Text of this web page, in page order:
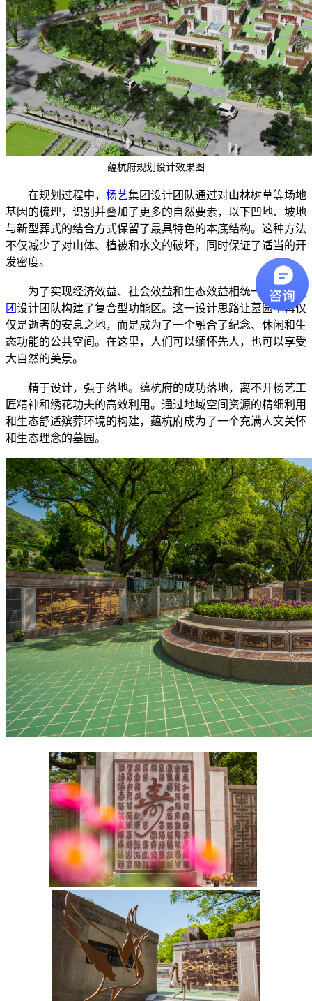
蕴杭府规划设计效果图
在规划过程中， 杨艺集团设计团队通过对山林树草等场地
基因的梳理，识别并叠加了更多的自然要素，以下凹地、坡地
与新型葬式的结合方式保留了最具特色的本底结构。这种方法
不仅减少了对山体、植被和水文的破坏，同时保证了适当的开
发密度。
为了实现经济效益、社会效益和生态效益相统一，杨艺集
团设计团队构建了复合型功能区。这一设计思路让墓园不再仅
仅是逝者的安息之地，而是成为了一个融合了纪念、休闲和生
态功能的公共空间。在这里，人们可以缅怀先人，也可以享受
大自然的美景。
精于设计，强于落地。蕴杭府的成功落地，离不开杨艺工
匠精神和绣花功夫的高效利用。通过地域空间资源的精细利用
和生态舒适殡葬环境的构建，蕴杭府成为了一个充满人文关怀
和生态理念的墓园。